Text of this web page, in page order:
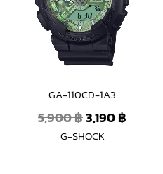
GA-110CD-1A3
5,900฿3,190฿
G-SHOCK